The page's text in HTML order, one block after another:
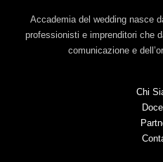
Accademia del wedding nasce
professionisti e imprenditori che
comunicazione e
Chi